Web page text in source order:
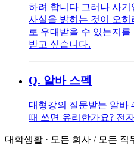
하려 합니다 그러나 사
사실을 밝히는 것이 오
로 우대받을 수 있는지
받고 싶습니다.
Q. 알바 스펙
대형강의 질문받는 알바
때 쓰면 유리한가요? 전
대학생활 · 모든 회사 / 모든 직